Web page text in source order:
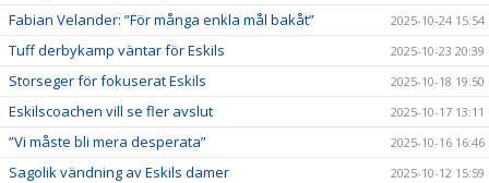
Fabian Velander: ”För många enkla mål bakåt” 2025-10-24 15:54
Tuff derbykamp väntar för Eskils 2025-10-23 20:39
Storseger för fokuserat Eskils 2025-10-18 19:50
Eskilscoachen vill se fler avslut 2025-10-17 13:11
”Vi måste bli mera desperata” 2025-10-16 16:46
Sagolik vändning av Eskils damer 2025-10-12 15:59